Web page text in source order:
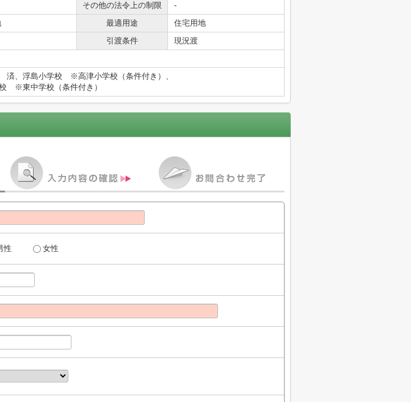
その他の法令上の制限
-
最適用途
住宅用地
引渡条件
現況渡
査 済、浮島小学校 ※高津小学校（条件付き）、
※東中学校（条件付き）
性 女性